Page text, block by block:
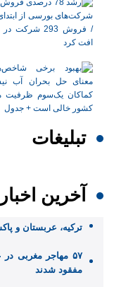
تبلیغات
آخرین اخبار
ترکیه، عربستان و
۵۷ مهاجر مغربی
مفقود شدند